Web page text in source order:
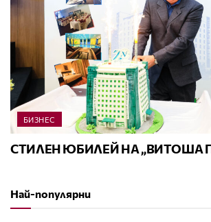
БИЗНЕС
СТИЛЕН ЮБИЛЕЙ НА „ВИТОША
Най-популярни